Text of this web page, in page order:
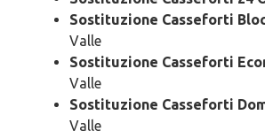
Sostituzione Casseforti
Valle
Sostituzione Casseforti
Valle
Sostituzione Casseforti
Valle